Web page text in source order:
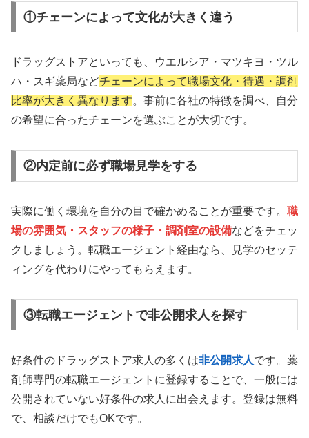
①チェーンによって文化が大きく違う
ドラッグストアといっても、ウエルシア・マツキヨ・ツル
ハ・スギ薬局などチェーンによって職場文化・待遇・調剤
比率が大きく異なります。事前に各社の特徴を調べ、自分
の希望に合ったチェーンを選ぶことが大切です。
②内定前に必ず職場見学をする
実際に働く環境を自分の目で確かめることが重要です。 職
場の雰囲気・スタッフの様子・調剤室の設備などをチェッ
クしましょう。転職エージェント経由なら、見学のセッテ
ィングを代わりにやってもらえます。
③転職エージェントで非公開求人を探す
好条件のドラッグストア求人の多くは非公開求人です。薬
剤師専門の転職エージェントに登録することで、一般には
公開されていない好条件の求人に出会えます。登録は無料
で、相談だけでもOKです。